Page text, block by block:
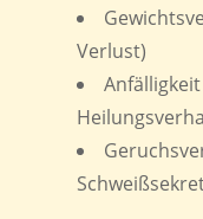
Verlust)